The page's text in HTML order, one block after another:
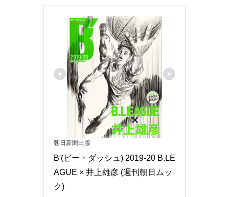
朝日新聞出版
B′(ビー・ダッシュ) 2019-20 B.LE
AGUE × 井上雄彦 (週刊朝日ムッ
ク)